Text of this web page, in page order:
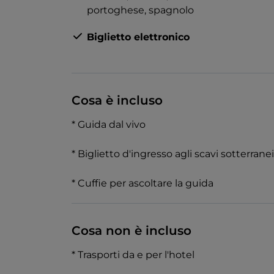
sovrastante, e visita i resti di una Domus
Non dimenticare di lanciare una moneta
portoghese, spagnolo
Biglietto elettronico
Cosa è incluso
* Guida dal vivo
* Biglietto d'ingresso agli scavi sotterranei
* Cuffie per ascoltare la guida
Cosa non è incluso
* Trasporti da e per l'hotel